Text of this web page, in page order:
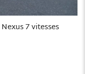
7 vitesses